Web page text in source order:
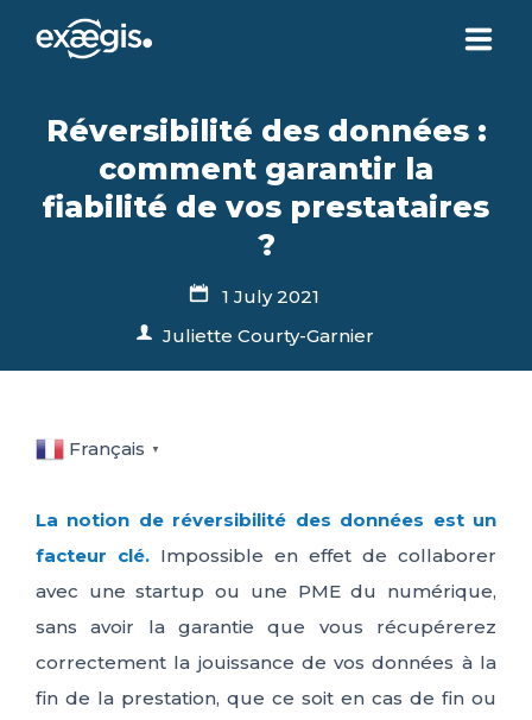
ABOUT US
OUR SERVICES
Réversibilité des données :
comment garantir la
fiabilité de vos prestataires
?
1 July 2021
Juliette Courty-Garnier
Français ▼
La notion de réversibilité des données est un
facteur clé. Impossible en effet de collaborer
avec une startup ou une PME du numérique,
sans avoir la garantie que vous récupérerez
correctement la jouissance de vos données à la
fin de la prestation, que ce soit en cas de fin ou